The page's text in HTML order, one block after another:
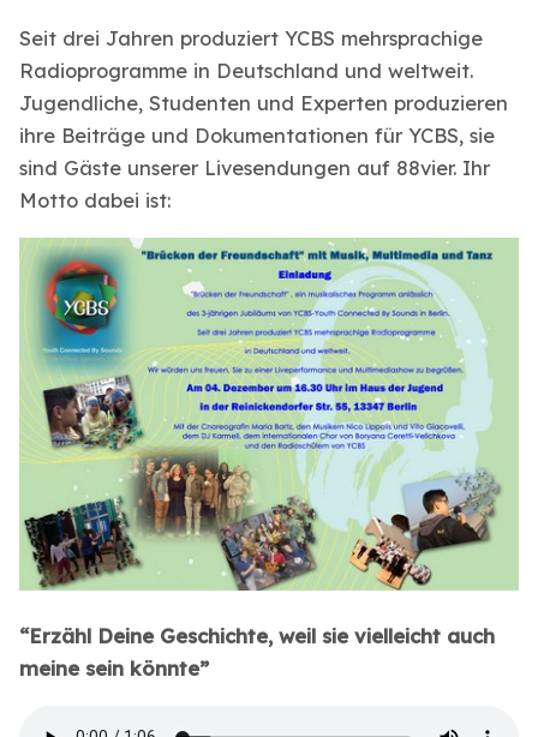
Media Bridges
Seit drei Jahren produziert YCBS mehrsprachige
Radioprogramme in Deutschland und weltweit.
Jugendliche, Studenten und Experten produzieren
ihre Beiträge und Dokumentationen für YCBS, sie
sind Gäste unserer Livesendungen auf 88vier. Ihr
Motto dabei ist:
“Erzähl Deine Geschichte, weil sie vielleicht auch
meine sein könnte”